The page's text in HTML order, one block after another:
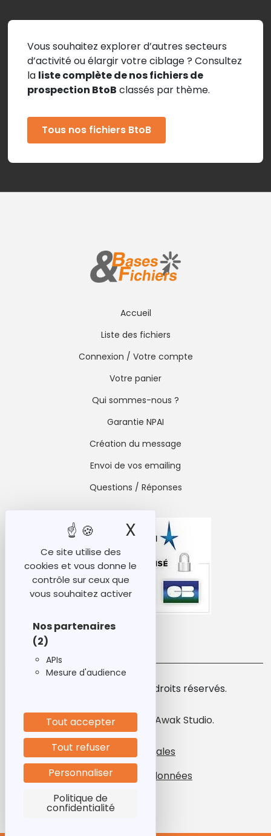
Vous souhaitez explorer d’autres secteurs
d’activité ou élargir votre ciblage ? Consultez
la liste complète de nos fichiers de
prospection BtoB classés par thème.
Tous nos fichiers BtoB
Accueil
Liste des fichiers
Connexion / Votre compte
Votre panier
Qui sommes-nous ?
Garantie NPAI
Création du message
Envoi de vos emailing
Questions / Réponses
© 2026 Ideabase. Tous droits réservés.
Création de site par Awak Studio.
Mentions légales
CGV
Protection des données
Ce site utilise des
cookies et vous donne le
contrôle sur ceux que
vous souhaitez activer
Nos partenaires
(2)
APIs
Mesure d'audience
Tout accepter
Tout refuser
Personnaliser
Politique de
confidentialité
X Masquer le